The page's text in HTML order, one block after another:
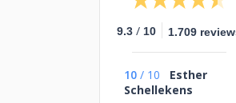
9.3 / 10 1.709
10 / 10
Esther
Schellekens